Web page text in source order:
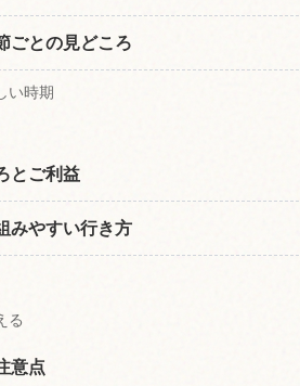
ごとの見どころ
い時期
とご利益
みやすい行き方
る
意点